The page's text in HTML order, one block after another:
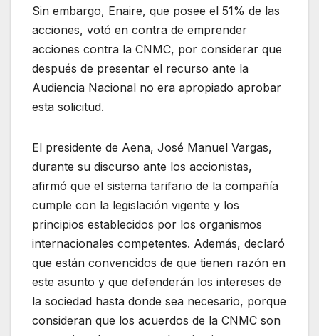
Sin embargo, Enaire, que posee el 51% de las
acciones, votó en contra de emprender
acciones contra la CNMC, por considerar que
después de presentar el recurso ante la
Audiencia Nacional no era apropiado aprobar
esta solicitud.
El presidente de Aena, José Manuel Vargas,
durante su discurso ante los accionistas,
afirmó que el sistema tarifario de la compañía
cumple con la legislación vigente y los
principios establecidos por los organismos
internacionales competentes. Además, declaró
que están convencidos de que tienen razón en
este asunto y que defenderán los intereses de
la sociedad hasta donde sea necesario, porque
consideran que los acuerdos de la CNMC son